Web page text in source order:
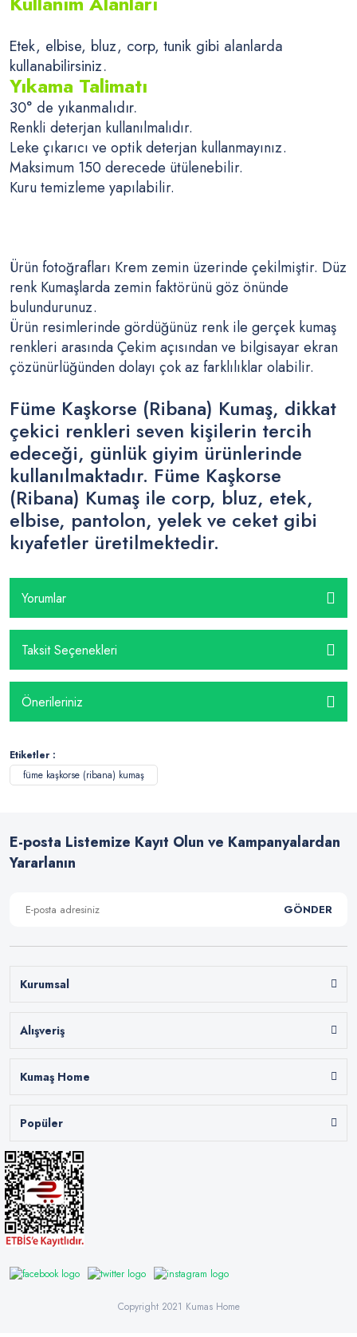
Etek, elbise, bluz, corp, tunik gibi alanlarda
kullanabilirsiniz.
Yıkama Talimatı
30° de yıkanmalıdır.
Renkli deterjan kullanılmalıdır.
Leke çıkarıcı ve optik deterjan kullanmayınız.
Maksimum 150 derecede ütülenebilir.
Kuru temizleme yapılabilir.
Ürün fotoğrafları Krem zemin üzerinde çekilmiştir. Düz
renk Kumaşlarda zemin faktörünü göz önünde
bulundurunuz.
Ürün resimlerinde gördüğünüz renk ile gerçek kumaş
renkleri arasında Çekim açısından ve bilgisayar ekran
çözünürlüğünden dolayı çok az farklılıklar olabilir.
Füme Kaşkorse (Ribana) Kumaş, dikkat
çekici renkleri seven kişilerin tercih
edeceği, günlük giyim ürünlerinde
kullanılmaktadır. Füme Kaşkorse
(Ribana) Kumaş ile corp, bluz, etek,
elbise, pantolon, yelek ve ceket gibi
kıyafetler üretilmektedir.
Yorumlar
Taksit Seçenekleri
Önerileriniz
Etiketler :
füme kaşkorse (ribana) kumaş
E-posta Listemize Kayıt Olun ve Kampanyalardan
Yararlanın
GÖNDER
Kurumsal
Alışveriş
Kumaş Home
Popüler
Copyright 2021 Kumas Home